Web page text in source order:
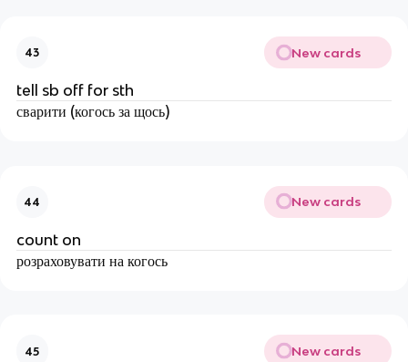
43 New cards
tell sb off for sth
сварити (когось за щось)
44 New cards
count on
розраховувати на когось
45 New cards